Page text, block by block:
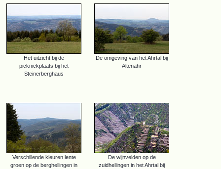
Het uitzicht bij de
picknickplaats bij het
Steinerberghaus
De omgeving van het Ahrtal bij
Altenahr
Verschillende kleuren lente
groen op de berghellingen in
De wijnvelden op de
zuidhellingen in het Ahrtal bij